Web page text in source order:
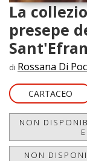
La
presepe
di Rossana Di
CARTACEO
NON
NON